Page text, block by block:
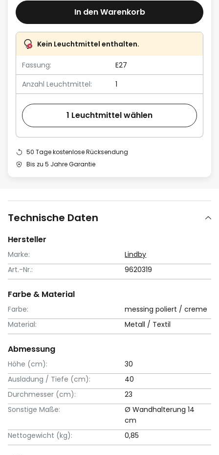
In den Warenkorb
Kein Leuchtmittel enthalten.
Fassung:
E27
Anzahl Leuchtmittel:
1
1 Leuchtmittel wählen
50 Tage kostenlose Rücksendung
Bis zu 5 Jahre Garantie
Technische Daten
Hersteller
Marke:
Lindby
Art.-Nr.:
9620319
Farbe & Material
Farbe:
messing poliert / creme
Material:
Metall / Textil
Abmessung
Höhe (cm):
30
Ausladung / Tiefe (cm):
40
Durchmesser (cm):
23
Sonstige Maße:
Ø Wandhalterung 14
cm
Nettogewicht (kg):
0,85